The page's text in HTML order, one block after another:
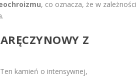
, co oznacza, że w zależności
Z
Ten kamień o intensywnej,